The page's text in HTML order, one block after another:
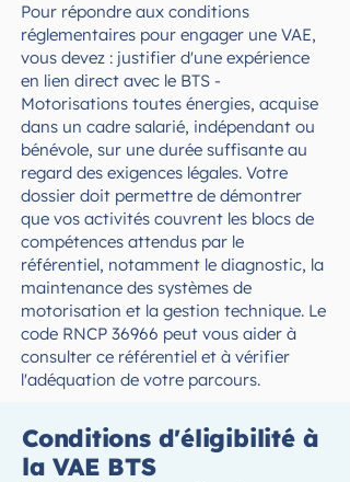
Pour répondre aux conditions
réglementaires pour engager une VAE,
vous devez : justifier d'une expérience
en lien direct avec le BTS -
Motorisations toutes énergies, acquise
dans un cadre salarié, indépendant ou
bénévole, sur une durée suffisante au
regard des exigences légales. Votre
dossier doit permettre de démontrer
que vos activités couvrent les blocs de
compétences attendus par le
référentiel, notamment le diagnostic, la
maintenance des systèmes de
motorisation et la gestion technique. Le
code RNCP 36966 peut vous aider à
consulter ce référentiel et à vérifier
l'adéquation de votre parcours.
Conditions d'éligibilité à
la VAE BTS